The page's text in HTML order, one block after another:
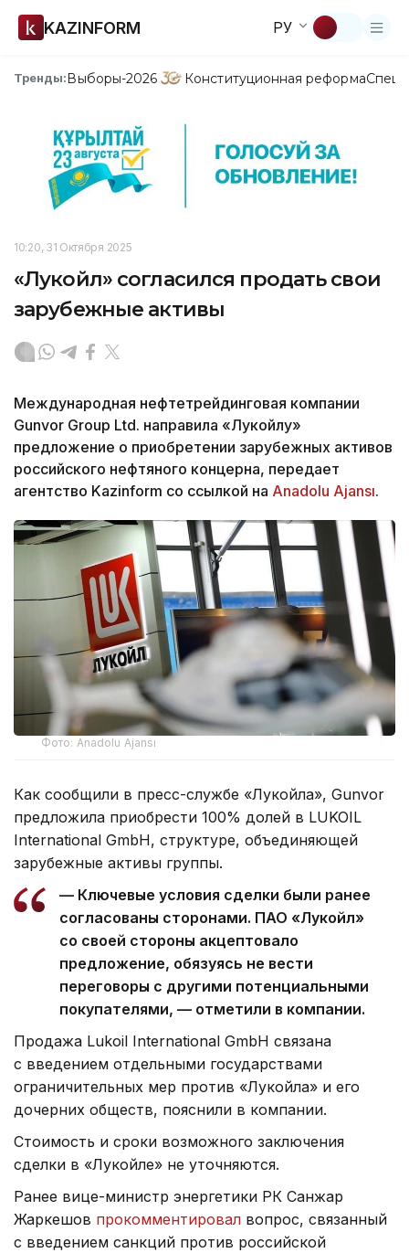
KAZINFORM РУ
Тренды:Выборы-2026 Конституционная реформа
10:20, 31 Октября 2025
«Лукойл» согласился продать свои
зарубежные активы
Международная нефтетрейдинговая компании
Gunvor Group Ltd. направила «Лукойлу»
предложение о приобретении зарубежных активов
российского нефтяного концерна, передает
агентство Kazinform со ссылкой на Anadolu Ajansı.
Фото: Anadolu Ajansı
Как сообщили в пресс-службе «Лукойла», Gunvor
предложила приобрести 100% долей в LUKOIL
International GmbH, структуре, объединяющей
зарубежные активы группы.
— Ключевые условия сделки были ранее
согласованы сторонами. ПАО «Лукойл»
со своей стороны акцептовало
предложение, обязуясь не вести
переговоры с другими потенциальными
покупателями, — отметили в компании.
Продажа Lukoil International GmbH связана
с введением отдельными государствами
ограничительных мер против «Лукойла» и его
дочерних обществ, пояснили в компании.
Стоимость и сроки возможного заключения
сделки в «Лукойле» не уточняются.
Ранее вице-министр энергетики РК Санжар
Жаркешов прокомментировал вопрос, связанный
с введением санкций против российской